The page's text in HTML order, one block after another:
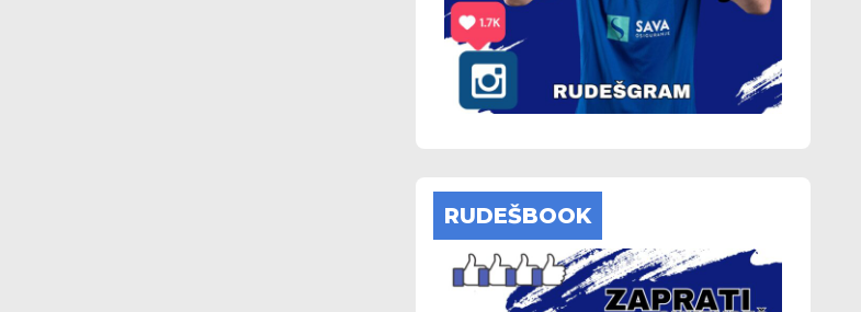
RUDEŠBOOK